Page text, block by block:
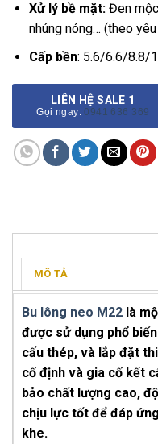
Xử lý bề mặt:Đen
nhúng nóng… (theo
Cấp bền: 5.6/6.6/8.8/
LIÊN HỆ SALE 1
Gọi ngay:0941 636 369
MÔ TẢ
Bu lông neo M22 là
được sử dụng phổ
cấu thép, và lắp đặt
cố định và gia cố kết
bảo chất lượng cao,
chịu lực tốt để đáp
khe.